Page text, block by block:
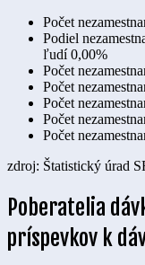
Počet
Podiel
ľudí 0,00%
Počet
Počet
Počet
Počet
Počet
zdroj: Štatistický úrad
Poberatelia
príspevkov k